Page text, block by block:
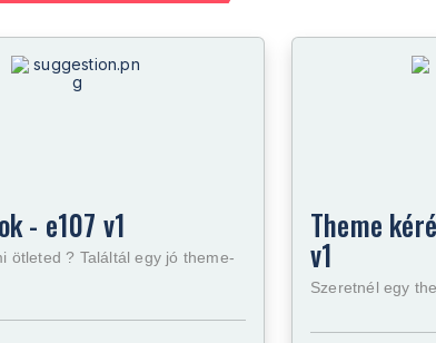
- e107 v1
ötleted ? Találtál egy jó theme-
Theme
v1
Szeretnél egy